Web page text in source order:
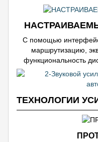
С помощью
маршрутизацию,
функциональность
ТЕХНОЛОГИИ